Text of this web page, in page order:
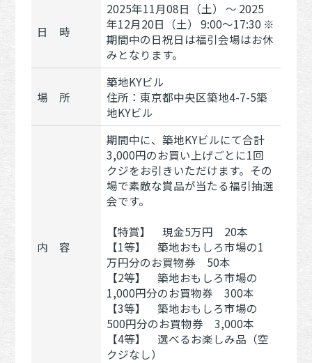
日 時
2025年11月08日（土） 〜 2025
年12月20日（土） 9:00～17:30 ※
期間中の日祝日は福引会場はお休
みとなります。
場 所
築地KYビル
住所：東京都中央区築地4-7-5築
地KYビル
内 容
期間中に、築地KYビルにて合計
3,000円のお買い上げごとに1回
クジをお引きいただけます。その
場で素敵な賞品が当たる福引抽選
会です。
【特賞】 現金5万円 20本
【1等】 築地おもしろ市場の1
万円分のお買物券 50本
【2等】 築地おもしろ市場の
1,000円分のお買物券 300本
【3等】 築地おもしろ市場の
500円分のお買物券 3,000本
【4等】 選べるお楽しみ品（空
クジなし）